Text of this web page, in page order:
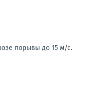
порывы до 15 м/с.